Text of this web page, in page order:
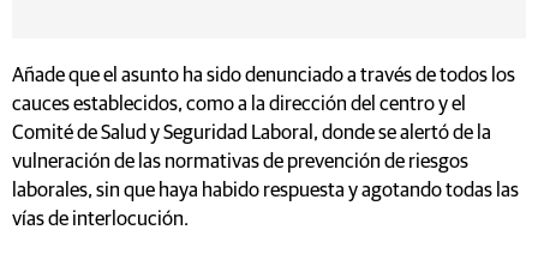
Añade que el asunto ha sido denunciado a través de todos los
cauces establecidos, como a la dirección del centro y el
Comité de Salud y Seguridad Laboral, donde se alertó de la
vulneración de las normativas de prevención de riesgos
laborales, sin que haya habido respuesta y agotando todas las
vías de interlocución.